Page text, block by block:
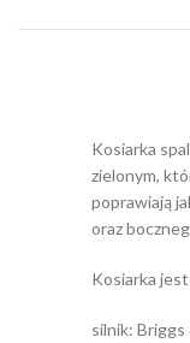
Kosiarka
zielonym,
poprawiają
oraz
Kosiarka
silnik: